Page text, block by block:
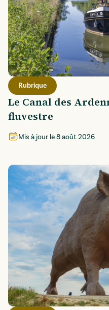
Rubrique
Le Canal des
fluvestre
Mis à jour le8 août 2026